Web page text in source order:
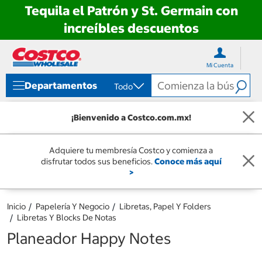
Tequila el Patrón y St. Germain con
increíbles descuentos
directo
contenido
directo
menú
navegación
Mi Cuenta
Departamentos Todo
¡Bienvenido a Costco.com.mx!
Adquiere tu membresía Costco y comienza a
disfrutar todos sus beneficios.Conoce más aquí
>
Inicio Papelería Y Negocio
Libretas, Papel Y Folders
Libretas Y Blocks De Notas
Planeador Happy Notes